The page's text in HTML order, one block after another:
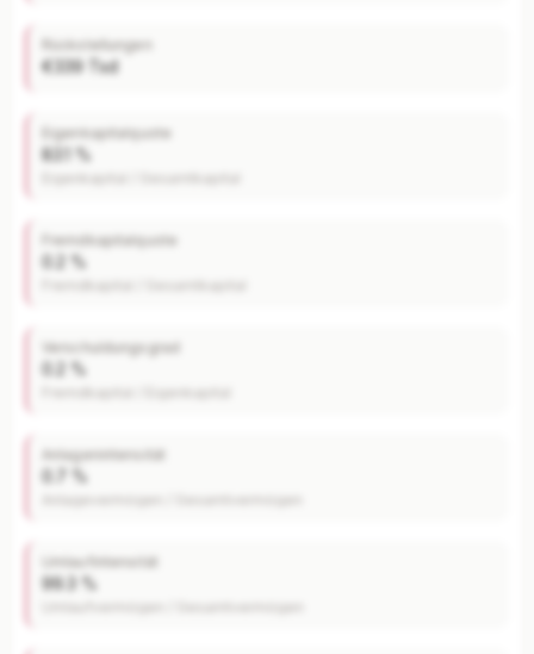
Rückstellungen
€339 Tsd
Eigenkapitalquote
83.1 %
Fremdkapitalquote
0.2 %
Verschuldungsgrad
0.2 %
Anlagenintensität
0.7 %
Umlaufintensität
99.3 %